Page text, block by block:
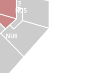
NU5
NU6
PU2